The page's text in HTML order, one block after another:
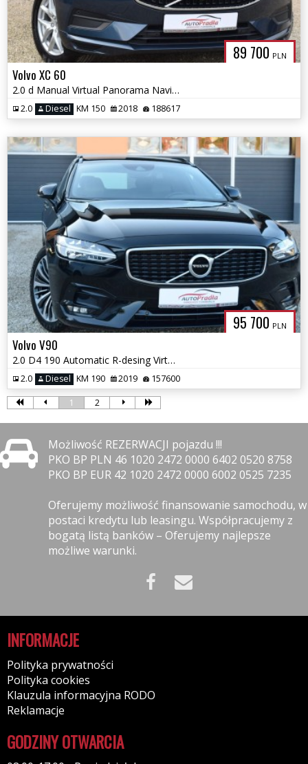
89 700 PLN
Volvo XC 60
2.0 d Manual Virtual Panorama Navi Ledy Blis
2.0 Diesel KM 150 2018 188617
95 700 PLN
Volvo V90
2.0 D4 190 Automatic R-desing Virtual Skóra Navi Ledy Blis
2.0 Diesel KM 190 2019 157600
1 2
Możliwość REZERWACJI pojazdu !!!
PKO BP PLN 46 1020 2472 0000 6402 0520 8758
PKO BP EUR 42 1020 2472 0000 6002 0525 7235
Oferujemy możliwość finansowanie samochodu, w
postaci kredytu lub leasingu. Współpracujemy z
bogatą listą banków – Oferujemy najlepsze
możliwe warunki.
INFORMACJE
Polityka prywatności
Polityka cookies
Klauzula informacyjna RODO
Reklamacje
GODZINY OTWARCIA